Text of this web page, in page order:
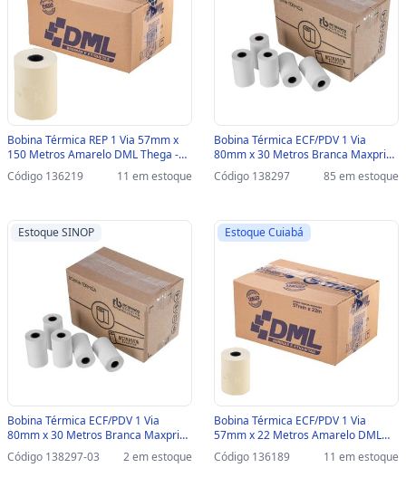
Bobina Térmica REP 1 Via 57mm x
150 Metros Amarelo DML Thega -
Caixa com 8 Unidades - 13A1L00A -
13A1L00A
Código 136219 11 em estoque
Bobina Térmica ECF/PDV 1 Via
80mm x 30 Metros Branca Maxprint
Caixa com 30 Unidades - 45000114 -
45000092
Código 138297 85 em estoque
Estoque SINOP
Bobina Térmica ECF/PDV 1 Via
80mm x 30 Metros Branca Maxprint
Caixa com 30 Unidades - 45000114-
SINOP-03 - 45000092
Código 138297-03 2 em estoque
Estoque Cuiabá
Bobina Térmica ECF/PDV 1 Via
57mm x 22 Metros Amarelo DML
Thega - Caixa com 48 Unidades -
09A1L00A - 09A1L00A
Código 136189 11 em estoque